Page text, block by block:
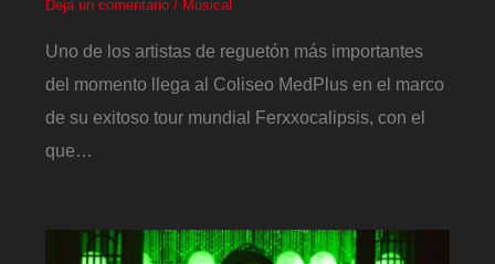
Deja un comentario / Musical
Uno de los artistas de reguetón más importantes
del momento llega al Coliseo MedPlus en el marco
de su exitoso tour mundial Ferxxocalipsis, con el
que…